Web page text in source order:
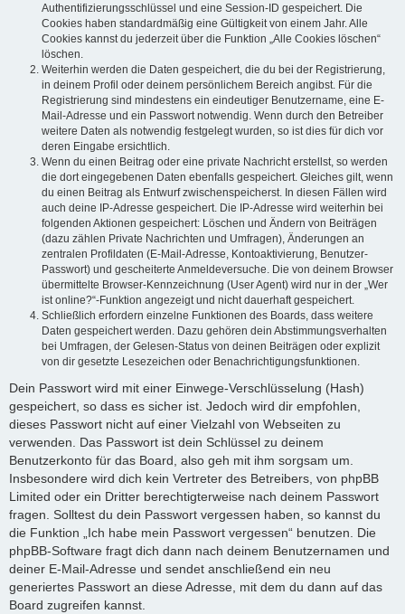
Authentifizierungsschlüssel und eine Session-ID gespeichert. Die
Cookies haben standardmäßig eine Gültigkeit von einem Jahr. Alle
Cookies kannst du jederzeit über die Funktion „Alle Cookies löschen“
löschen.
Weiterhin werden die Daten gespeichert, die du bei der Registrierung,
in deinem Profil oder deinem persönlichem Bereich angibst. Für die
Registrierung sind mindestens ein eindeutiger Benutzername, eine E-
Mail-Adresse und ein Passwort notwendig. Wenn durch den Betreiber
weitere Daten als notwendig festgelegt wurden, so ist dies für dich vor
deren Eingabe ersichtlich.
Wenn du einen Beitrag oder eine private Nachricht erstellst, so werden
die dort eingegebenen Daten ebenfalls gespeichert. Gleiches gilt, wenn
du einen Beitrag als Entwurf zwischenspeicherst. In diesen Fällen wird
auch deine IP-Adresse gespeichert. Die IP-Adresse wird weiterhin bei
folgenden Aktionen gespeichert: Löschen und Ändern von Beiträgen
(dazu zählen Private Nachrichten und Umfragen), Änderungen an
zentralen Profildaten (E-Mail-Adresse, Kontoaktivierung, Benutzer-
Passwort) und gescheiterte Anmeldeversuche. Die von deinem Browser
übermittelte Browser-Kennzeichnung (User Agent) wird nur in der „Wer
ist online?“-Funktion angezeigt und nicht dauerhaft gespeichert.
Schließlich erfordern einzelne Funktionen des Boards, dass weitere
Daten gespeichert werden. Dazu gehören dein Abstimmungsverhalten
bei Umfragen, der Gelesen-Status von deinen Beiträgen oder explizit
von dir gesetzte Lesezeichen oder Benachrichtigungsfunktionen.
Dein Passwort wird mit einer Einwege-Verschlüsselung (Hash)
gespeichert, so dass es sicher ist. Jedoch wird dir empfohlen,
dieses Passwort nicht auf einer Vielzahl von Webseiten zu
verwenden. Das Passwort ist dein Schlüssel zu deinem
Benutzerkonto für das Board, also geh mit ihm sorgsam um.
Insbesondere wird dich kein Vertreter des Betreibers, von phpBB
Limited oder ein Dritter berechtigterweise nach deinem Passwort
fragen. Solltest du dein Passwort vergessen haben, so kannst du
die Funktion „Ich habe mein Passwort vergessen“ benutzen. Die
phpBB-Software fragt dich dann nach deinem Benutzernamen und
deiner E-Mail-Adresse und sendet anschließend ein neu
generiertes Passwort an diese Adresse, mit dem du dann auf das
Board zugreifen kannst.